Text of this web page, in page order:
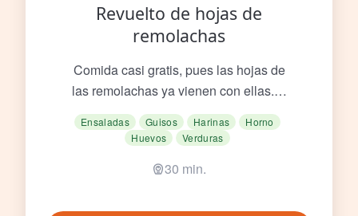
Revuelto de hojas de
remolachas
Comida casi gratis, pues las hojas de
las remolachas ya vienen con ellas.…
Ensaladas Guisos Harinas
Horno
Huevos
Verduras
30 min.